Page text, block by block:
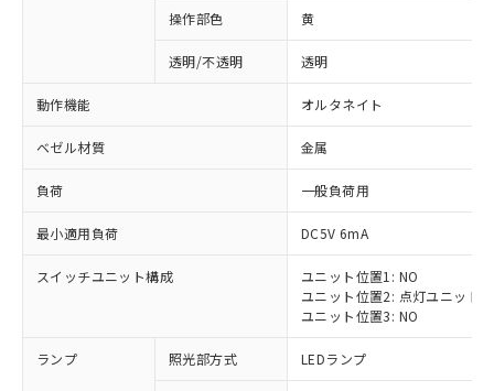
操作部色 黄
透明/不透明 透明
動作機能 オルタネイト
ベゼル材質 金属
負荷 一般負荷用
最小適用負荷 DC5V 6mA
スイッチユニット構成
ユニット位置1: NO
ユニット位置2: 点灯ユニット
ユニット位置3: NO
ランプ 照光部方式 LEDランプ